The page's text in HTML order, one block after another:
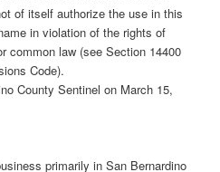
of itself authorize the use in this
in violation of the rights of
common law (see Section 14400
Code).
County Sentinel on March 15,
primarily in San Bernardino